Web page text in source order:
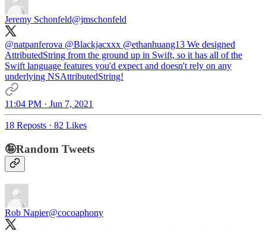
Jeremy Schonfeld@jmschonfeld
@natpanferova @Blackjacxxx @ethanhuang13 We designed
AttributedString from the ground up in Swift, so it has all of the
Swift language features you'd expect and doesn't rely on any
underlying NSAttributedString!
11:04 PM · Jun 7, 2021
18 Reposts · 82 Likes
🤪Random Tweets
Rob Napier@cocoaphony